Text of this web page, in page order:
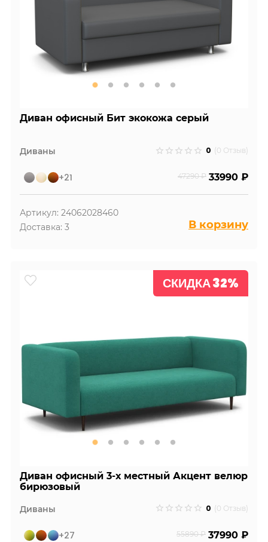
Диван офисный Бит экокожа серый
Диваны 0 (0 Отзыв)
+21 47290 ₽ 33990 ₽
Артикул: 24062028460
Доставка: 3
В корзину
СКИДКА 32%
Диван офисный 3-х местный Акцент велюр
бирюзовый
Диваны 0 (0 Отзыв)
+27 55890 ₽ 37990 ₽